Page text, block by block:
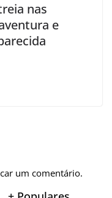
nas
e
um comentário.